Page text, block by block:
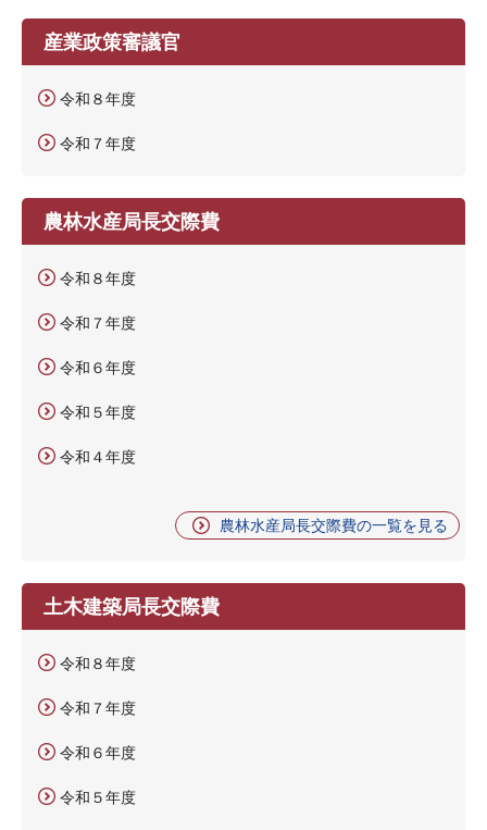
産業政策審議官
令和８年度
令和７年度
農林水産局長交際費
令和８年度
令和７年度
令和６年度
令和５年度
令和４年度
農林水産局長交際費の一覧を見る
土木建築局長交際費
令和８年度
令和７年度
令和６年度
令和５年度